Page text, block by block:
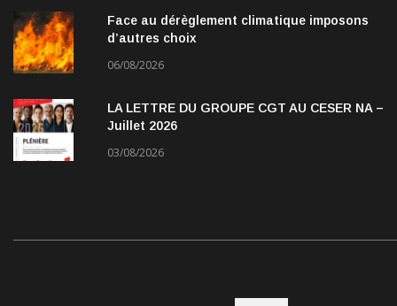
Face au dérèglement climatique imposons
d’autres choix
06/08/2026
LA LETTRE DU GROUPE CGT AU CESER NA –
Juillet 2026
03/08/2026